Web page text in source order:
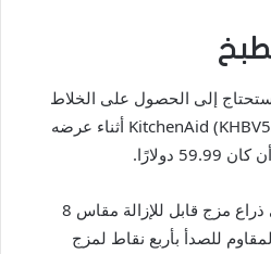
إلى الحصول على الخلاط
اليدوي ذو السرعة المتغيرة KitchenAid (KHBV53) أثناء عرضه
تحتوي هذه الأداة المفيدة على ذراع مزج قابل للإزالة مقاس 8
للصدأ بأربع نقاط لمزج